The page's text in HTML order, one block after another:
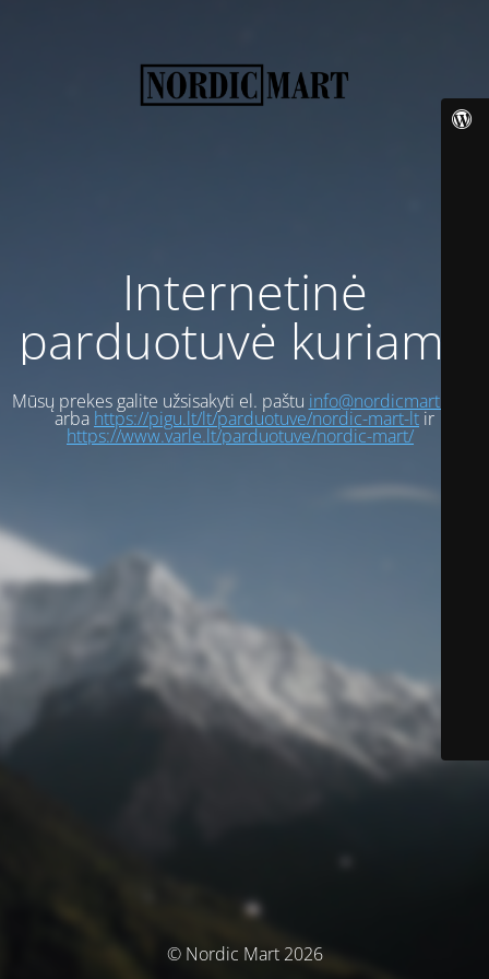
Internetinė
parduotuvė kuriama
Mūsų prekes galite užsisakyti el. paštu info@nordicmart.com
arba https://pigu.lt/lt/parduotuve/nordic-mart-ltir
https://www.varle.lt/parduotuve/nordic-mart/
© Nordic Mart 2026